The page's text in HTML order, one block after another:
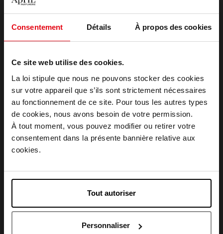
Consentement Détails À propos des cookies
Ce site web utilise des cookies.
La loi stipule que nous ne pouvons stocker des cookies
sur votre appareil que s’ils sont strictement nécessaires
au fonctionnement de ce site. Pour tous les autres types
de cookies, nous avons besoin de votre permission.
À tout moment, vous pouvez modifier ou retirer votre
consentement dans la présente bannière relative aux
cookies.
Tout autoriser
Personnaliser
Livraison gratuite à partir de 50€
Retour gratuit dans votre magasin
Description
Caractéristiques
Avis client
Choisissez votre pays
April Belgique
April Luxembourg